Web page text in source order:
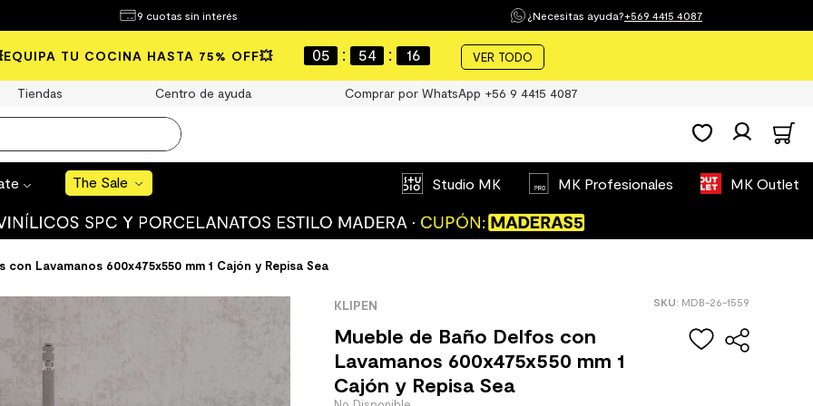
9 cuotas sin interés ¿Necesitas ayuda?+569 4415 4087
TU COCINA HASTA 75% OFF💥 05 : 54 : 16 VER TODO
Tiendas Centro de ayuda Comprar por WhatsApp +56 9 4415 4087
The Sale Studio MK MK Profesionales MK Outlet
Sale
¿Qué estás buscando?
con Lavamanos 600x475x550 mm 1 Cajón y Repisa Sea
KLIPEN : MDB-26-1559
Mueble de Baño Delfos con
Lavamanos 600x475x550 mm 1
Cajón y Repisa Sea